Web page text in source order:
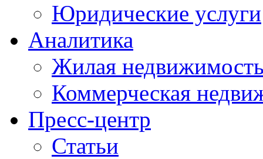
Юридические услуги
Аналитика
Жилая
Коммерческая
Пресс-центр
Статьи